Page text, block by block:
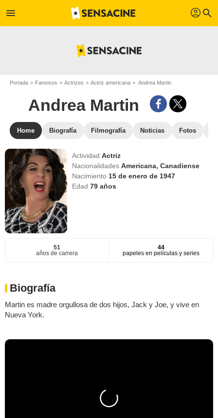
menu profil search
Portada Famosos Actrizes Actriz americana Andrea Martin
Andrea Martin
Home Biografía Filmografía Noticias Fotos
ActividadActriz
NacionalidadesAmericana, Canadiense
Nacimiento 15 de enero de 1947
Edad79 años
51
años de carrera
44
papeles en películas y series
Biografía
Martin es madre orgullosa de dos hijos, Jack y Joe, y vive en
Nueva York.